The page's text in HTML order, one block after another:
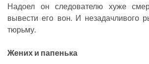
Надоел он следователю хуже
вывести его вон. И незадачливого
тюрьму.
Жених и папенька